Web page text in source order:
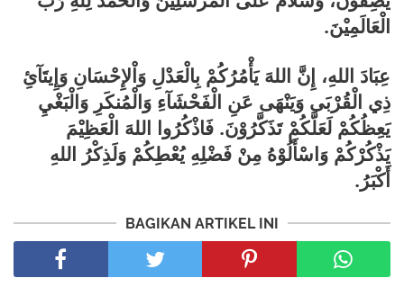
الْعَالَمِيْنَ.
عِبَادَ اللهِ، إِنَّ اللهَ يَأْمُرُكُمْ بِالْعَدْلِ وَاْلإِحْسَانِ وَإِيتَآئِ
ذِي الْقُرْبَى وَيَنْهَى عَنِ الْفَحْشَآءِ وَالْمُنكَرِ وَالْبَغْيِ
يَعِظُكُمْ لَعَلَّكُمْ تَذَكَّرُوْنَ. فَاذْكُرُوا اللهَ الْعَظِيْمَ
يَذْكُرْكُمْ وَاسْأَلُوْهُ مِنْ فَضْلِهِ يُعْطِكُمْ وَلَذِكْرُ اللهِ
أَكْبَرُ.
BAGIKAN ARTIKEL INI